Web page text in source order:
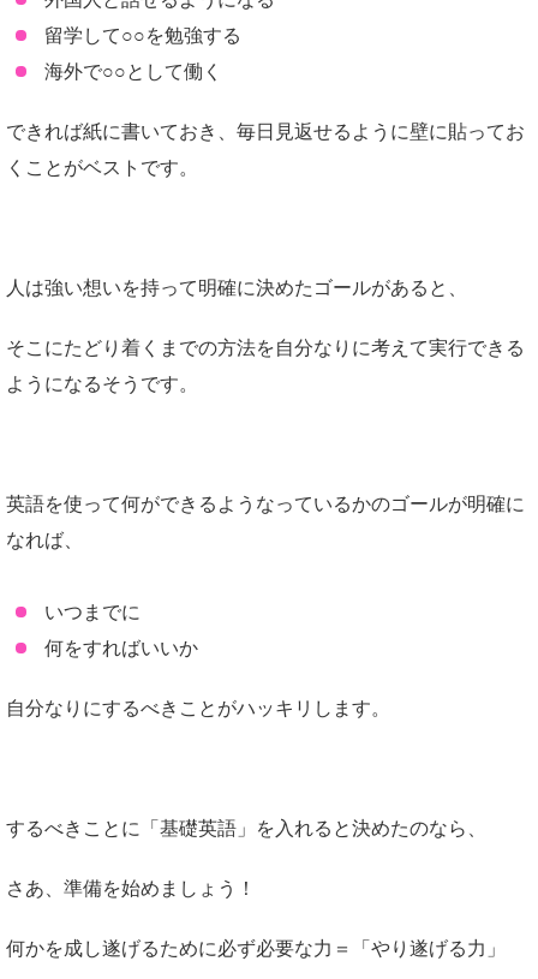
留学して○○を勉強する
海外で○○として働く
できれば紙に書いておき、毎日見返せるように壁に貼ってお
くことがベストです。
人は強い想いを持って明確に決めたゴールがあると、
そこにたどり着くまでの方法を自分なりに考えて実行できる
ようになるそうです。
英語を使って何ができるようなっているかのゴールが明確に
なれば、
いつまでに
何をすればいいか
自分なりにするべきことがハッキリします。
するべきことに「基礎英語」を入れると決めたのなら、
さあ、準備を始めましょう！
何かを成し遂げるために必ず必要な力＝「やり遂げる力」